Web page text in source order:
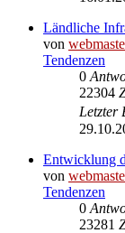
Ländliche
von
Tendenzen
0
22304
Letzter
Entwicklung
von
Tendenzen
0
23281